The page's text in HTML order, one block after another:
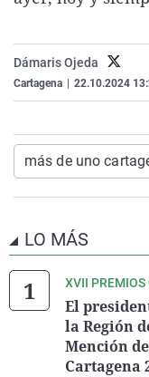
Dámaris Ojeda
Cartagena 22.10.2024
más de uno
LO MÁS
XVII PREMIOS
El
la Región
Mención
Cartagena